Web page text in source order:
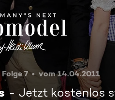
Im Dirndl in Las Vegas
Folge 7 vom 14.04.2011
Jetzt kostenlos